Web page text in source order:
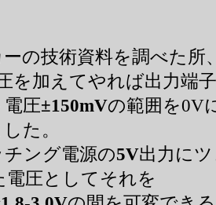
の技術資料を調べた所
を加えてやれば出力端
圧±150mVの範囲を0V
した。
ング電源の5V出力に
電圧としてそれを